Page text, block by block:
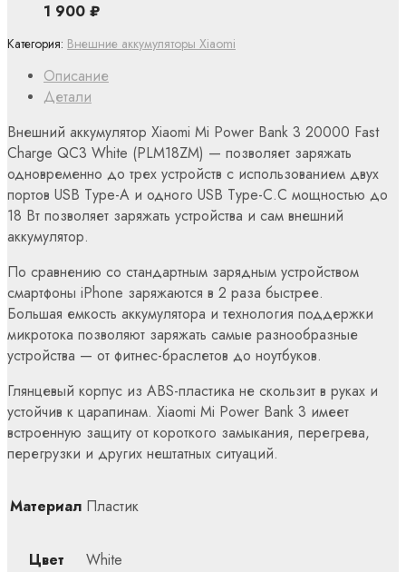
Описание
Детали
Внешний аккумулятор Xiaomi Mi Power Bank 3 20000 Fast
Charge QC3 White (PLM18ZM) — позволяет заряжать
одновременно до трех устройств с использованием двух
портов USB Type-A и одного USB Type-C.С мощностью до
18 Вт позволяет заряжать устройства и сам внешний
аккумулятор.
По сравнению со стандартным зарядным устройством
смартфоны iPhone заряжаются в 2 раза быстрее.
Большая емкость аккумулятора и технология поддержки
микротока позволяют заряжать самые разнообразные
устройства — от фитнес-браслетов до ноутбуков.
Глянцевый корпус из ABS-пластика не скользит в руках и
устойчив к царапинам. Xiaomi Mi Power Bank 3 имеет
встроенную защиту от короткого замыкания, перегрева,
перегрузки и других нештатных ситуаций.
Материал Пластик
Цвет White
Категория: Внешние аккумуляторы Xiaomi
1 900 ₽